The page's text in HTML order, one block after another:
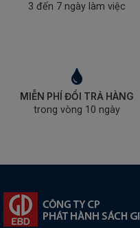
3 đến 7 ngày làm việc
MIỄN PHÍ ĐỔI TRẢ HÀNG
trong vòng 10 ngày